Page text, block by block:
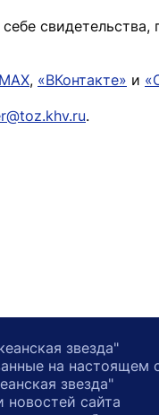
MAX, «ВКонтакте» и
.
звезда"
на настоящем
звезда"
новостей сайта